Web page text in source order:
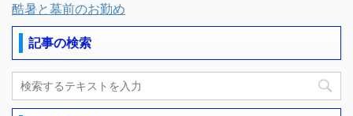
酷暑と墓前のお勤め
記事の検索